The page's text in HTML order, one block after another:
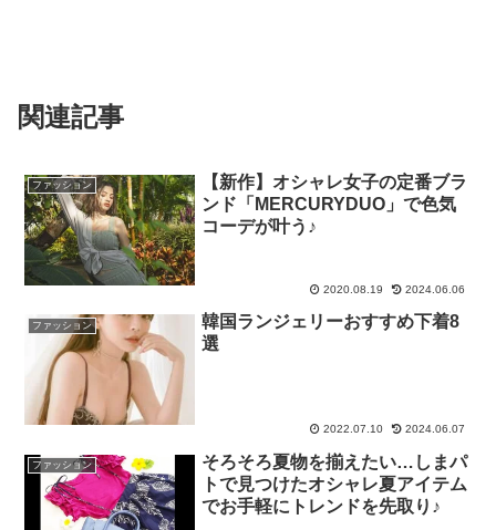
関連記事
ファッション
【新作】オシャレ女子の定番ブラ
ンド「MERCURYDUO」で色気
コーデが叶う♪
2020.08.19 2024.06.06
ファッション
韓国ランジェリーおすすめ下着8
選
2022.07.10 2024.06.07
ファッション
そろそろ夏物を揃えたい…しまパ
トで見つけたオシャレ夏アイテム
でお手軽にトレンドを先取り♪